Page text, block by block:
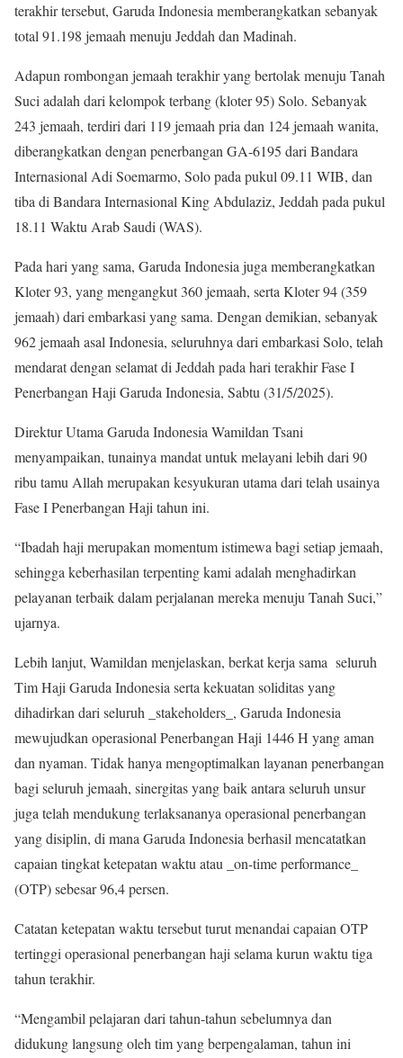
terakhir tersebut, Garuda Indonesia memberangkatkan sebanyak
total 91.198 jemaah menuju Jeddah dan Madinah.
Adapun rombongan jemaah terakhir yang bertolak menuju Tanah
Suci adalah dari kelompok terbang (kloter 95) Solo. Sebanyak
243 jemaah, terdiri dari 119 jemaah pria dan 124 jemaah wanita,
diberangkatkan dengan penerbangan GA-6195 dari Bandara
Internasional Adi Soemarmo, Solo pada pukul 09.11 WIB, dan
tiba di Bandara Internasional King Abdulaziz, Jeddah pada pukul
18.11 Waktu Arab Saudi (WAS).
Pada hari yang sama, Garuda Indonesia juga memberangkatkan
Kloter 93, yang mengangkut 360 jemaah, serta Kloter 94 (359
jemaah) dari embarkasi yang sama. Dengan demikian, sebanyak
962 jemaah asal Indonesia, seluruhnya dari embarkasi Solo, telah
mendarat dengan selamat di Jeddah pada hari terakhir Fase I
Penerbangan Haji Garuda Indonesia, Sabtu (31/5/2025).
Direktur Utama Garuda Indonesia Wamildan Tsani
menyampaikan, tunainya mandat untuk melayani lebih dari 90
ribu tamu Allah merupakan kesyukuran utama dari telah usainya
Fase I Penerbangan Haji tahun ini.
“Ibadah haji merupakan momentum istimewa bagi setiap jemaah,
sehingga keberhasilan terpenting kami adalah menghadirkan
pelayanan terbaik dalam perjalanan mereka menuju Tanah Suci,”
ujarnya.
Lebih lanjut, Wamildan menjelaskan, berkat kerja sama seluruh
Tim Haji Garuda Indonesia serta kekuatan soliditas yang
dihadirkan dari seluruh _stakeholders_, Garuda Indonesia
mewujudkan operasional Penerbangan Haji 1446 H yang aman
dan nyaman. Tidak hanya mengoptimalkan layanan penerbangan
bagi seluruh jemaah, sinergitas yang baik antara seluruh unsur
juga telah mendukung terlaksananya operasional penerbangan
yang disiplin, di mana Garuda Indonesia berhasil mencatatkan
capaian tingkat ketepatan waktu atau _on-time performance_
(OTP) sebesar 96,4 persen.
Catatan ketepatan waktu tersebut turut menandai capaian OTP
tertinggi operasional penerbangan haji selama kurun waktu tiga
tahun terakhir.
“Mengambil pelajaran dari tahun-tahun sebelumnya dan
didukung langsung oleh tim yang berpengalaman, tahun ini